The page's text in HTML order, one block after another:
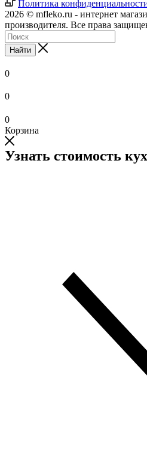
Политика
2026 © mfleko.ru - интернет
производителя. Все права
Найти
0
0
0
Корзина
Узнать стоимость